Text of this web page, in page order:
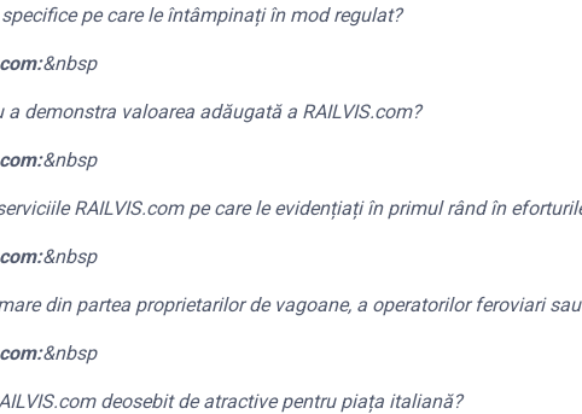
pe care le întâmpinați în mod regulat?
&nbsp
demonstra valoarea adăugată a RAILVIS.com?
&nbsp
RAILVIS.com pe care le evidențiați în primul rând în
&nbsp
din partea proprietarilor de vagoane, a operatorilor feroviari
&nbsp
deosebit de atractive pentru piața italiană?